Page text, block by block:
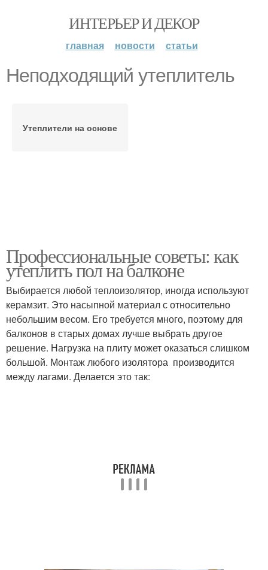
ИНТЕРЬЕР И ДЕКОР
главная новости статьи
Неподходящий утеплитель
Утеплители на основе
Профессиональные советы: как
утеплить пол на балконе
Выбирается любой теплоизолятор, иногда используют
керамзит. Это насыпной материал с относительно
небольшим весом. Его требуется много, поэтому для
балконов в старых домах лучше выбрать другое
решение. Нагрузка на плиту может оказаться слишком
большой. Монтаж любого изолятора производится
между лагами. Делается это так: